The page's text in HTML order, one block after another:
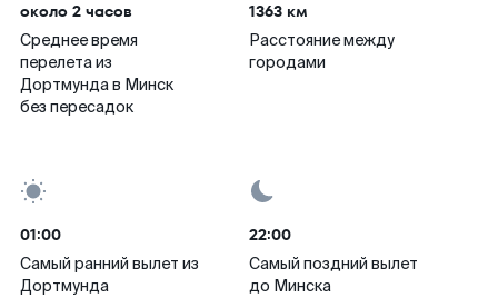
около 2 часов
Среднее время
перелета из
Дортмунда в Минск
без пересадок
1363 км
Расстояние между
городами
01:00
Самый ранний вылет из
Дортмунда
22:00
Самый поздний вылет
до Минска